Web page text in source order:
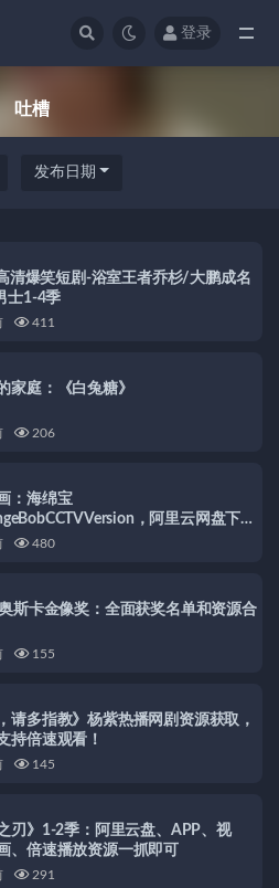
登录
吐槽
发布日期
清爆笑短剧-浴室王者乔杉/大鹏成名
士1-4季
411
家庭：《白兔糖》
206
：海绵宝
，阿里云网盘下
版本可供学习
480
斯卡金像奖：全面获奖名单和资源合
155
请多指教》杨紫热播网剧资源获取，
持倍速观看！
145
刃》1-2季：阿里云盘、APP、视
、倍速播放资源一抓即可
291